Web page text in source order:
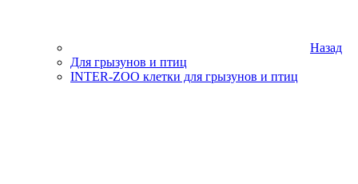
Назад
Для грызунов и птиц
INTER-ZOO клетки для грызунов и птиц